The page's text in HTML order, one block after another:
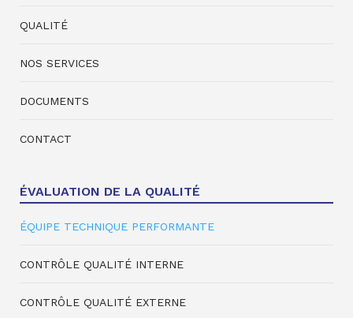
QUALITÉ
NOS SERVICES
DOCUMENTS
CONTACT
ÉVALUATION DE LA QUALITÉ
ÉQUIPE TECHNIQUE PERFORMANTE
CONTRÔLE QUALITÉ INTERNE
CONTRÔLE QUALITÉ EXTERNE